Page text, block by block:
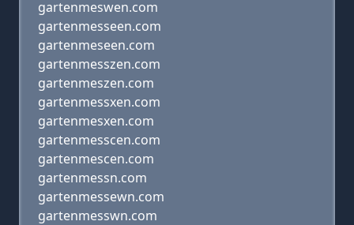
gartenmeswen.com
gartenmesseen.com
gartenmeseen.com
gartenmesszen.com
gartenmeszen.com
gartenmessxen.com
gartenmesxen.com
gartenmesscen.com
gartenmescen.com
gartenmessn.com
gartenmessewn.com
gartenmesswn.com